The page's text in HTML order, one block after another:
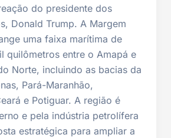
do presidente dos
Donald Trump. A Margem
uma faixa marítima de
quilômetros entre o Amapá e
Norte, incluindo as bacias da
Pará-Maranhão,
e Potiguar. A região é
e pela indústria petrolífera
estratégica para ampliar a